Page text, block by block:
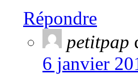
Répondre
petitpap
6 janvier